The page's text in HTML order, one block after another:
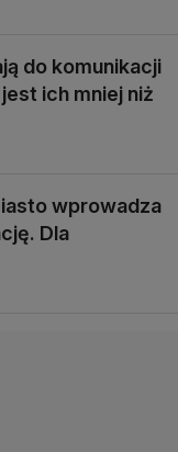
do komunikacji
ich mniej niż
wprowadza
Dla